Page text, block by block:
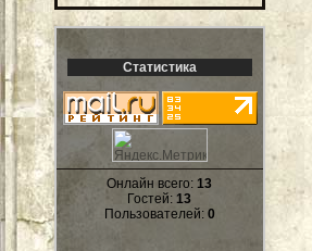
Статистика
Онлайн всего: 13
Гостей:13
Пользователей: 0